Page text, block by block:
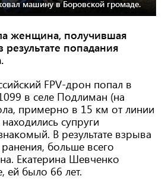
машину в Боровской громаде.
женщина, получившая
попадания
FPV-дрон попал в
в селе Подлиман (на
примерно в 15 км от линии
супруги
В результате взрыва
больше всего
Екатерина Шевченко
ей было 66 лет.